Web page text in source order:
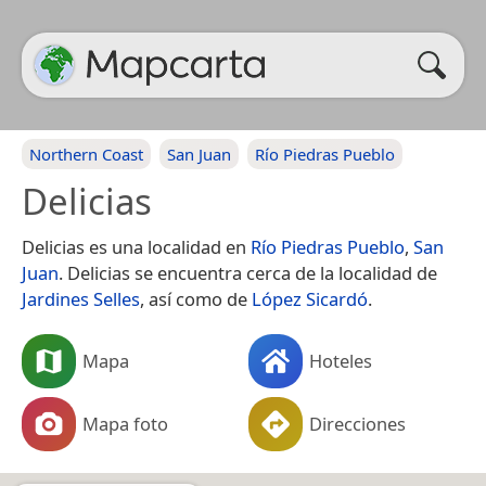
Northern Coast San Juan Río Piedras Pueblo
Delicias
Delicias es una localidad en Río Piedras Pueblo, San
Juan. Delicias se encuentra cerca de la localidad de
Jardines Selles, así como de López Sicardó.
Mapa Hoteles
Mapa foto Direcciones